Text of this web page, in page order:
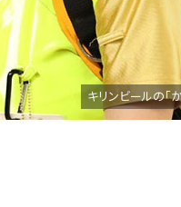
キリンビールの「